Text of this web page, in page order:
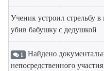
Ученик устроил стрельбу
убив бабушку с дедушкой
1 Найдено
непосредственного